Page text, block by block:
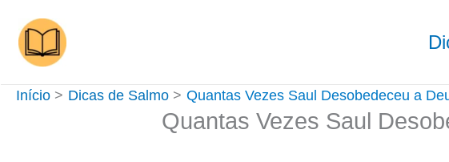
para
conteúdo
Início Dicas de Salmo Quantas Vezes Saul Desobedeceu a
Quantas Vezes Saul